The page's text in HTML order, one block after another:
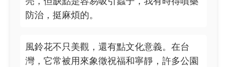
防治，挺麻煩的。
風鈴花不只美觀，還有點文化意義。在台
灣，它常被用來象徵祝福和寧靜，許多公園